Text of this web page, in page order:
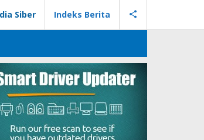
Siber Indeks Berita